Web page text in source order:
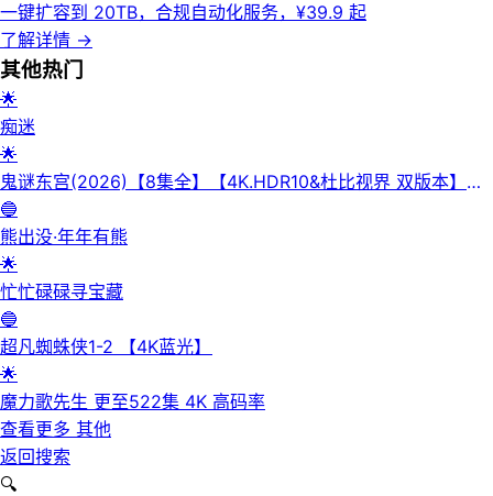
#绝命毒师 #蓝光原盘⬇️【评论区可搜索】 | 🔍网盘专搜
一键扩容到 20TB，合规自动化服务，¥39.9 起
了解详情 →
其他热门
🌟
痴迷
🌟
鬼谜东宫(2026)【8集全】【4K.HDR10&杜比视界 双版本】
【高码率】【内封简繁英】【杜比全景声】
🔵
熊出没·年年有熊
🌟
忙忙碌碌寻宝藏
🔵
超凡蜘蛛侠1-2 【4K蓝光】
🌟
魔力歌先生 更至522集 4K 高码率
查看更多 其他
返回搜索
🔍